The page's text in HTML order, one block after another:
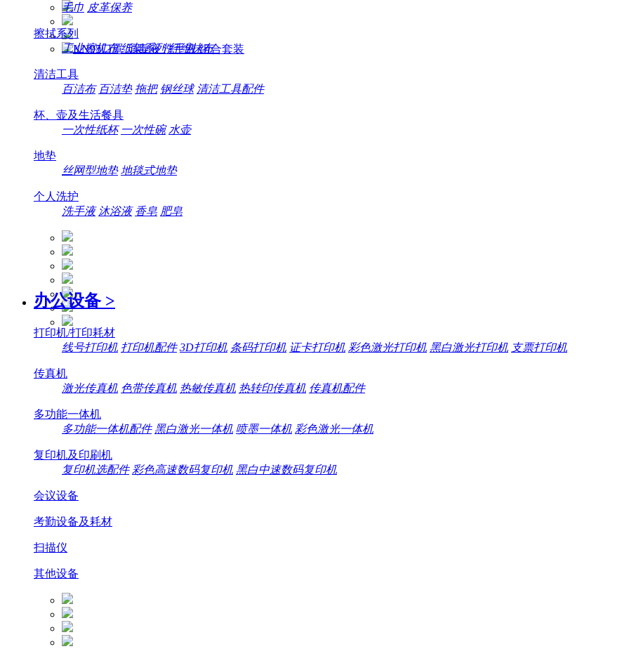
毛巾 皮革保养
擦拭系列
工业擦机布 纸架系列 纤维抹布
清洁工具
百洁布 百洁垫 拖把 钢丝球 清洁工具配件
杯、壶及生活餐具
一次性纸杯 一次性碗 水壶
地垫
丝网型地垫 地毯式地垫
个人洗护
洗手液 沐浴液 香皂 肥皂
办公设备 >
打印机/打印耗材
线号打印机 打印机配件 3D打印机 条码打印机 证卡打印机 彩色激光打印机 黑白激光打印机 支票打印机
传真机
激光传真机 色带传真机 热敏传真机 热转印传真机 传真机配件
多功能一体机
多功能一体机配件 黑白激光一体机 喷墨一体机 彩色激光一体机
复印机及印刷机
复印机选配件 彩色高速数码复印机 黑白中速数码复印机
会议设备
考勤设备及耗材
扫描仪
其他设备